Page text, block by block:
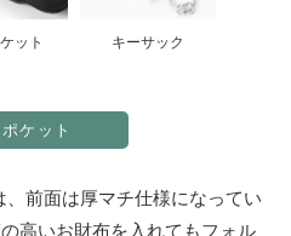
ット キーサック
ケット
前面は厚マチ仕様になってい
高いお財布を入れてもフォル